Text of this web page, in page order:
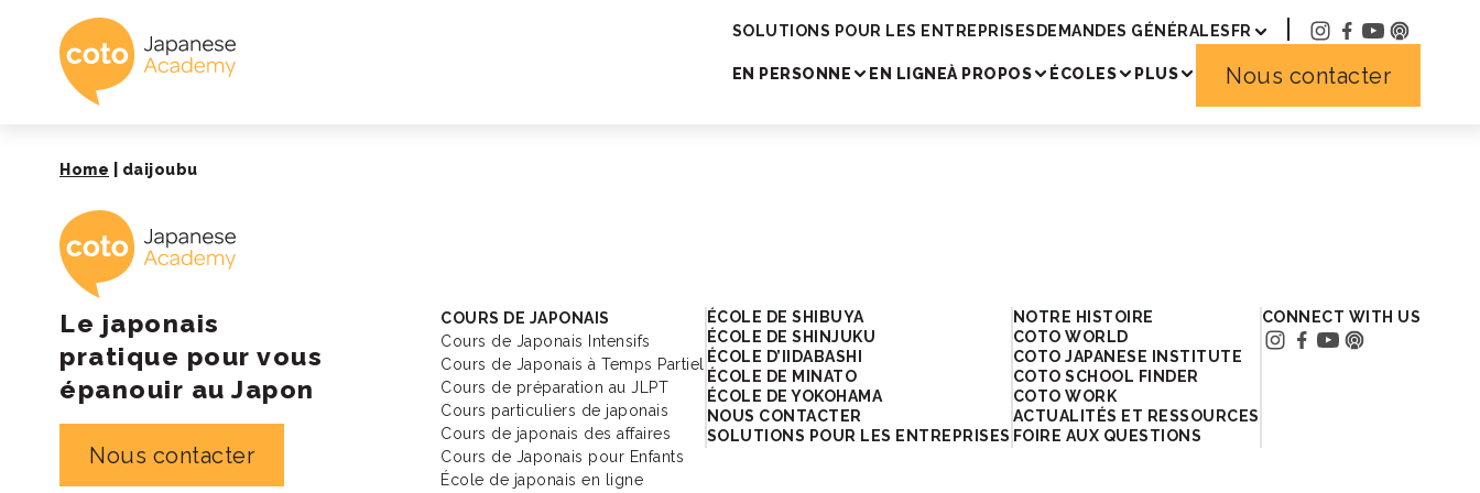
Coto Academy - École de japonais
SOLUTIONS POUR LES ENTREPRISESDEMANDES GÉNÉRALESFR
EN PERSONNE EN LIGNEÀ PROPOS ÉCOLES PLUS Nous contacter
Home daijoubu
Coto Academy - École de japonais
Le japonais
pratique pour vous
épanouir au Japon
Nous contacter
COURS DE JAPONAIS
Cours de Japonais Intensifs
Cours de Japonais à Temps Partiel
Cours de préparation au JLPT
Cours particuliers de japonais
Cours de japonais des affaires
Cours de Japonais pour Enfants
École de japonais en ligne
ÉCOLE DE SHIBUYA
ÉCOLE DE SHINJUKU
ÉCOLE D’IIDABASHI
ÉCOLE DE MINATO
ÉCOLE DE YOKOHAMA
NOUS CONTACTER
SOLUTIONS POUR LES ENTREPRISES
NOTRE HISTOIRE
COTO WORLD
COTO JAPANESE INSTITUTE
COTO SCHOOL FINDER
COTO WORK
ACTUALITÉS ET RESSOURCES
FOIRE AUX QUESTIONS
CONNECT WITH US